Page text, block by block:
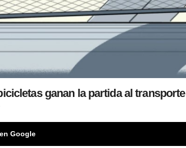
ganan la partida al transporte
Google